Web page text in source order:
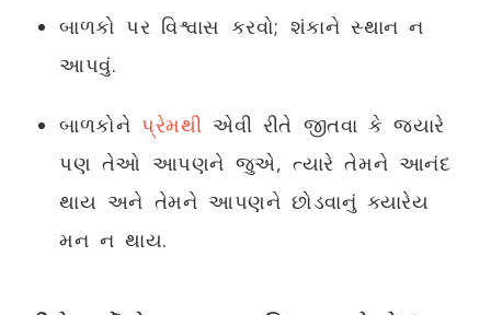
બાળકો પર વિશ્વાસ કરવો; શંકાને સ્થાન ન
આપવું.
બાળકોને પ્રેમથી એવી રીતે જીતવા કે જ્યારે
પણ તેઓ આપણને જુએ, ત્યારે તેમને આનંદ
થાય અને તેમને આપણને છોડવાનું ક્યારેય
મન ન થાય.